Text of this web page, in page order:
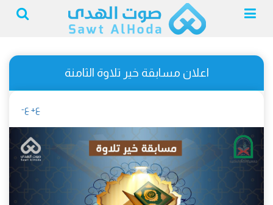
اعلان مسابقة خير تلاوة الثامنة
ع+ ع-